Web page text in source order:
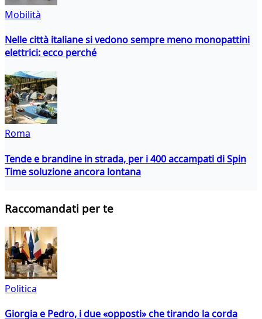
Mobilità
Nelle città italiane si vedono sempre meno monopattini
elettrici: ecco perché
Roma
Tende e brandine in strada, per i 400 accampati di Spin
Time soluzione ancora lontana
Raccomandati per te
Politica
Giorgia e Pedro, i due «opposti» che tirando la corda